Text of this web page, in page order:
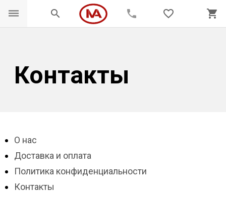
dehaze search phone favorite_border shopping_cart
Контакты
О нас
Доставка и оплата
Политика конфиденциальности
Контакты